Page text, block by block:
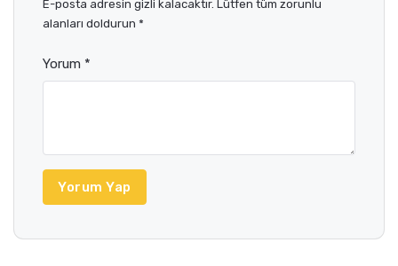
E-posta adresin gizli kalacaktır. Lütfen tüm zorunlu
alanları doldurun *
Yorum *
Yorum Yap